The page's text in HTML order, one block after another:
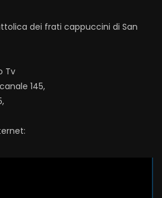
dei frati cappuccini di San
Tv
145,